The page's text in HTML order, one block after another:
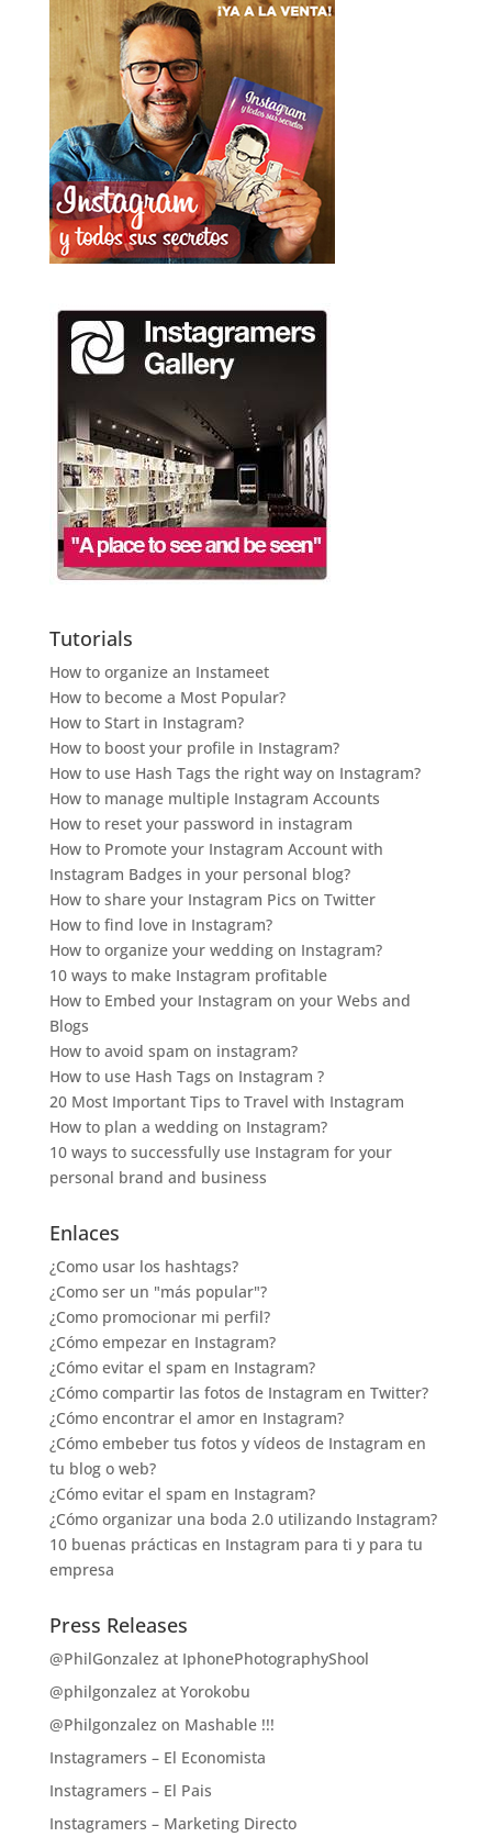
Tutorials
How to organize an Instameet
How to become a Most Popular?
How to Start in Instagram?
How to boost your profile in Instagram?
How to use Hash Tags the right way on Instagram?
How to manage multiple Instagram Accounts
How to reset your password in instagram
How to Promote your Instagram Account with
Instagram Badges in your personal blog?
How to share your Instagram Pics on Twitter
How to find love in Instagram?
How to organize your wedding on Instagram?
10 ways to make Instagram profitable
How to Embed your Instagram on your Webs and
Blogs
How to avoid spam on instagram?
How to use Hash Tags on Instagram ?
20 Most Important Tips to Travel with Instagram
How to plan a wedding on Instagram?
10 ways to successfully use Instagram for your
personal brand and business
Enlaces
¿Como usar los hashtags?
¿Como ser un "más popular"?
¿Como promocionar mi perfil?
¿Cómo empezar en Instagram?
¿Cómo evitar el spam en Instagram?
¿Cómo compartir las fotos de Instagram en Twitter?
¿Cómo encontrar el amor en Instagram?
¿Cómo embeber tus fotos y vídeos de Instagram en
tu blog o web?
¿Cómo evitar el spam en Instagram?
¿Cómo organizar una boda 2.0 utilizando Instagram?
10 buenas prácticas en Instagram para ti y para tu
empresa
Press Releases
@PhilGonzalez at IphonePhotographyShool
@philgonzalez at Yorokobu
@Philgonzalez on Mashable !!!
Instagramers – El Economista
Instagramers – El Pais
Instagramers – Marketing Directo